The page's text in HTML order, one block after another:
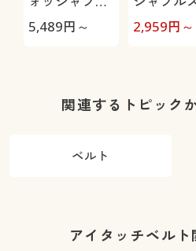
スラックス(ツ
5,489円～
ックス(ツ
OK)
2,959円～
関連するトピック
ベルト
アイタッチベルト